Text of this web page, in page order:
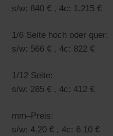
s/w: 840 € , 4c: 1.215 €
1/6 Seite hoch oder quer:
s/w: 566 € , 4c: 822 €
1/12 Seite:
s/w: 285 € , 4c: 412 €
mm–Preis:
s/w: 4,20 € , 4c: 6,10 €